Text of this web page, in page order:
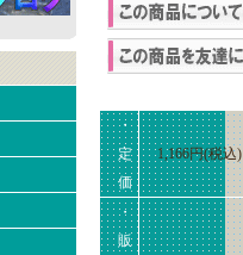
・
定
価
1,166円(税込)
・
販